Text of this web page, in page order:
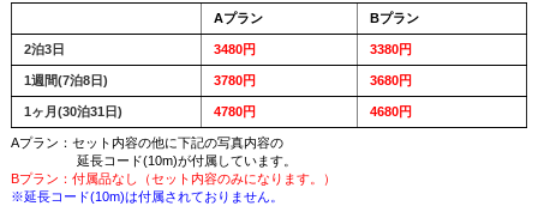
Aプラン Bプラン
2泊3日 3480円 3380円
1週間(7泊8日) 3780円 3680円
1ヶ月(30泊31日) 4780円 4680円
Aプラン：セット内容の他に下記の写真内容の
延長コード(10m)が付属しています。
Bプラン：付属品なし（セット内容のみになります。）
※延長コード(10m)は付属されておりません。